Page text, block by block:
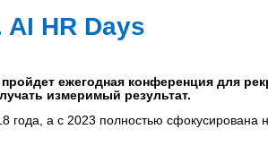
AI HR Days
ежегодная конференция для
измеримый результат.
года, а с 2023 полностью сфокусирована